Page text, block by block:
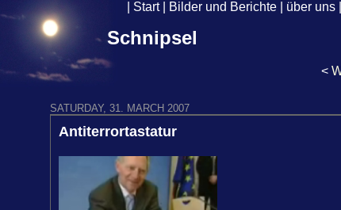
Start| Bilder und Berichte über uns
Schnipsel
<
SATURDAY, 31. MARCH 2007
Antiterrortastatur